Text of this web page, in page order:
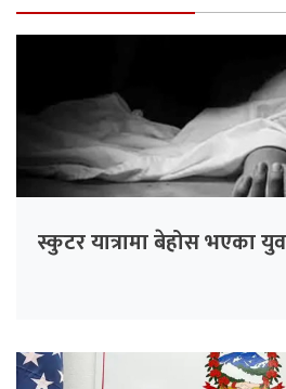
स्कुटर यात्रामा बेहोस भएका